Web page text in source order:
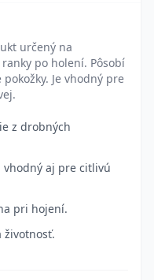
určený na
po holení. Pôsobí
Je vhodný pre
z drobných
vhodný aj pre citlivú
pri hojení.
životnosť.